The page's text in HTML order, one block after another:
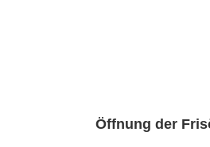
Öffnung der